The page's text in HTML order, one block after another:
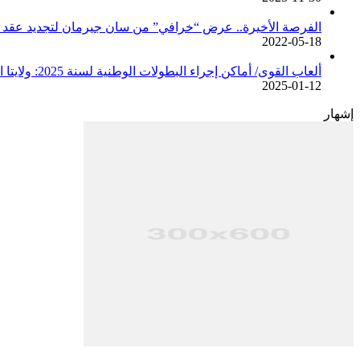
الفرصة الأخيرة.. عرض “خرافي” من سان جيرمان لتجديد عقد
2022-05-18
ألعاب القوى/ أماكن إجراء البطولات الوطنية لسنة 2025: ولايتا الجزائر وبجاية تحتضنان أغلبية المسابقات /اتحادية/
2025-01-12
إشهار